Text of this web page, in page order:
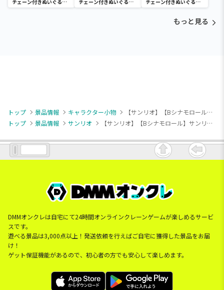
チェーン付きぬいぐるみ
～Tamagotchi
チェーン付きぬいぐるみ
～Tamagotchi
チェーン付きぬいぐるみ
～Tamagotchi
もっと見る
トップ 景品情報 キャラクター小物
【サンリオ】【Bシナモロール】サンリオキャラクターズ ミルキーボア マスコット～シナモロール・ポチャッコ・ハンギョドン・ポムポムプリン～
トップ
景品情報 サンリオ 【サンリオ】【Bシナモロール】サンリオキャラクターズ ミルキーボア マスコット～シナモロール・ポチャッコ・ハンギョドン・ポムポムプリン～
DMMオンクレは自宅にて24時間オンラインクレーンゲームが楽しめるサービ
スです。
遊べる景品は3,000点以上！発送依頼を行えばご自宅に獲得した景品をお届
け！
ゲット保証機能があるので、初心者の方でも安心して楽しめます。